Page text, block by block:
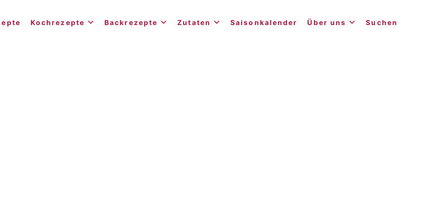
Kochrezepte Backrezepte Zutaten Saisonkalender Über uns Suchen